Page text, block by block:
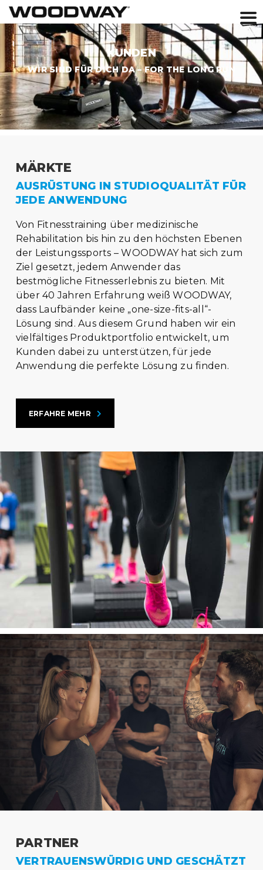
Skip
to
content
KUNDEN
WIR SIND FÜR DICH DA – FOR THE LONG RUN
MÄRKTE
AUSRÜSTUNG IN STUDIOQUALITÄT FÜR
JEDE ANWENDUNG
Von Fitnesstraining über medizinische
Rehabilitation bis hin zu den höchsten Ebenen
der Leistungssports – WOODWAY hat sich zum
Ziel gesetzt, jedem Anwender das
bestmögliche Fitnesserlebnis zu bieten. Mit
über 40 Jahren Erfahrung weiß WOODWAY,
dass Laufbänder keine „one-size-fits-all“-
Lösung sind. Aus diesem Grund haben wir ein
vielfältiges Produktportfolio entwickelt, um
Kunden dabei zu unterstützen, für jede
Anwendung die perfekte Lösung zu finden.
ERFAHRE MEHR
PARTNER
VERTRAUENSWÜRDIG UND GESCHÄTZT